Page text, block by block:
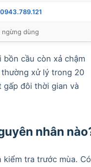
0943.789.121
ngừng dùng
cầu còn xả chậm
xử lý trong 20
đôi thời gian và
nhân
tra trước mùa. Có